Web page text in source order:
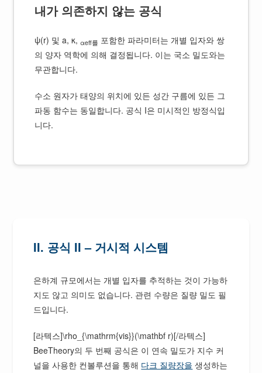
내가 의존하지 않는 공식
ψ(r) 및 a, κ,αeff를 포함한 파라미터는 개별 입자와 쌍
의 양자 역학에 의해 결정됩니다. 이는 국소 밀도와는
무관합니다.
수소 원자가 태양의 위치에 있든 성간 구름에 있든 그
파동 함수는 동일합니다. 공식 I은 미시적인 방정식입
니다.
II. 공식 II – 거시적 시스템
은하계 규모에서는 개별 입자를 추적하는 것이 가능하
지도 않고 의미도 없습니다. 관련 수량은 질량 밀도 필
드입니다.
[라텍스]\rho_{\mathrm{vis}}(\mathbf r)[/라텍스]
BeeTheory의 두 번째 공식은 이 연속 밀도가 지수 커
널을 사용한 컨볼루션을 통해 다크 질량장을 생성하는